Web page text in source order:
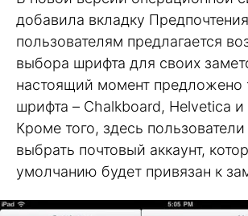
добавила вкладку
пользователям предлагается
выбора шрифта для своих
настоящий момент предложено
шрифта – Chalkboard, Helvetica и
Кроме того, здесь
выбрать почтовый аккаунт,
умолчанию будет привязан к